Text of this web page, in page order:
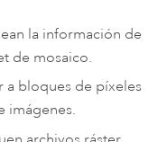
la información de
de mosaico.
a bloques de píxeles
imágenes.